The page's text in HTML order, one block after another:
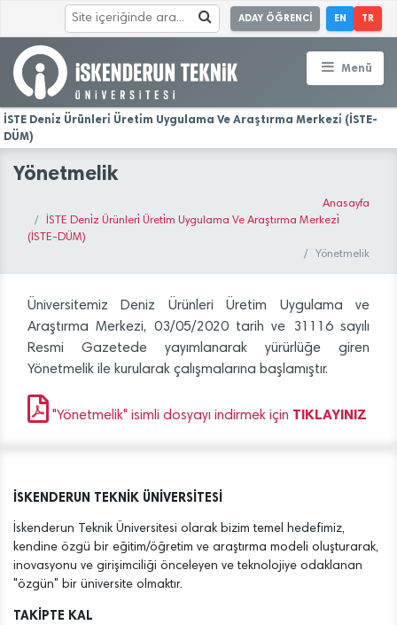
ADAY ÖĞRENCİ EN TR
Menü
İSTE Deni̇z Ürünleri̇ Üreti̇m Uygulama Ve Araştırma Merkezi̇ (İSTE-
DÜM)
Yönetmelik
Anasayfa
İSTE Deni̇z Ürünleri̇ Üreti̇m Uygulama Ve Araştırma Merkezi̇
(İSTE-DÜM)
Yönetmelik
Üniversitemiz Deniz Ürünleri Üretim Uygulama ve
Araştırma Merkezi, 03/05/2020 tarih ve 31116 sayılı
Resmi Gazetede yayımlanarak yürürlüğe giren
Yönetmelik ile kurularak çalışmalarına başlamıştır.
"Yönetmelik" isimli dosyayı indirmek için TIKLAYINIZ
İSKENDERUN TEKNİK ÜNİVERSİTESİ
İskenderun Teknik Üniversitesi olarak bizim temel hedefimiz,
kendine özgü bir eğitim/öğretim ve araştırma modeli oluşturarak,
inovasyonu ve girişimciliği önceleyen ve teknolojiye odaklanan
"özgün" bir üniversite olmaktır.
TAKİPTE KAL